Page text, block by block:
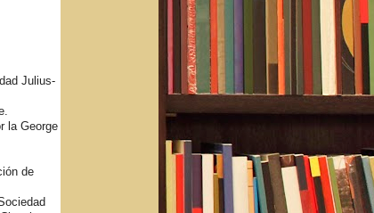
Julius-
la George
de